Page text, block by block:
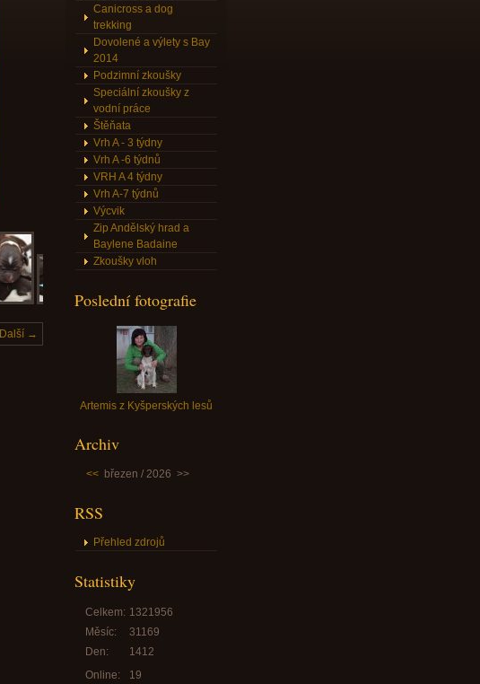
Další →
Canicross a dog
trekking
Dovolené a výlety s Bay
2014
Podzimní zkoušky
Speciální zkoušky z
vodní práce
Štěňata
Vrh A - 3 týdny
Vrh A -6 týdnů
VRH A 4 týdny
Vrh A-7 týdnů
Výcvik
Zip Andělský hrad a
Baylene Badaine
Zkoušky vloh
Poslední fotografie
Artemis z Kyšperských lesů
Archiv
<< březen / 2026 >>
RSS
Přehled zdrojů
Statistiky
Online: 19
Celkem: 1321956
Měsíc:
31169
Den:
1412